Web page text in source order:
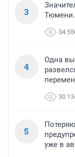
3
Тюмени.
34
4
Одна
30
5
уже в